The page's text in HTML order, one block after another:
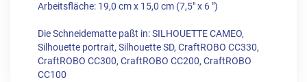
Arbeitsfläche: 19,0 cm x 15,0 cm (7,5" x 6 ")
Die Schneidematte paßt in: SILHOUETTE CAMEO,
Silhouette portrait, Silhouette SD, CraftROBO CC330,
CraftROBO CC300, CraftROBO CC200, CraftROBO
CC100